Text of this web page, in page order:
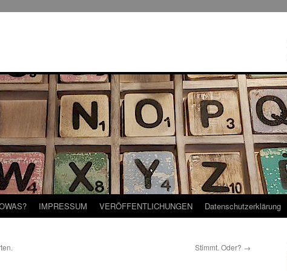
IMPRESSUM VERÖFFENTLICHUNGEN Datenschutzerklärung
Stimmt. Oder? →